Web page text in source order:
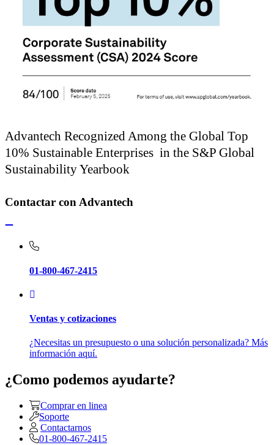
Advantech Recognized Among the Global Top
10% Sustainable Enterprises in the S&P Global
Sustainability Yearbook
Contactar con Advantech
01-800-467-2415
Ventas y cotizaciones
¿Necesitas un presupuesto o una solución personalizada? Más
información aquí.
¿Como podemos ayudarte?
Comprar en linea
Soporte
Contactarnos
01-800-467-2415